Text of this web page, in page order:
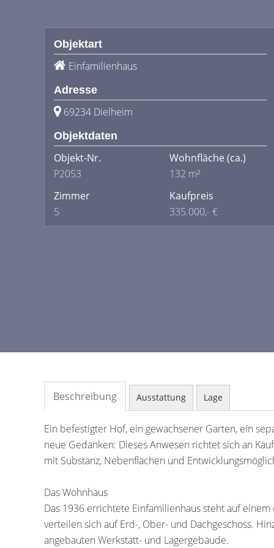
Objektart
Einfamilienhaus
Adresse
69234 Dielheim
Objektdaten
Objekt-Nr.
P2053
Wohnfläche (ca.)
132 m²
Zimmer
5
Kaufpreis
335.000,- €
Beschreibung Ausstattung Lage
Ein befestigter Hof, ein gewachsener Garten, ein
neue Gedanken: Dieses Anwesen richtet sich an
mit Substanz, Nebenflächen und
Das Wohnhaus
Das 1936 errichtete Einfamilienhaus steht auf
verteilen sich auf Erd-, Ober- und Dachgeschoss.
angebauten Werkstatt- und Lagergebäude.